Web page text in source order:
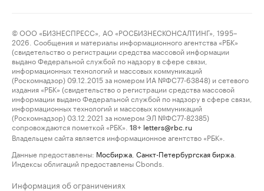
© ООО «БИЗНЕСПРЕСС», АО «РОСБИЗНЕСКОНСАЛТИНГ», 1995–
2026. Сообщения и материалы информационного агентства «РБК»
(свидетельство о регистрации средства массовой информации
выдано Федеральной службой по надзору в сфере связи,
информационных технологий и массовых коммуникаций
(Роскомнадзор) 09.12.2015 за номером ИА №ФС77-63848) и сетевого
издания «РБК» (свидетельство о регистрации средства массовой
информации выдано Федеральной службой по надзору в сфере связи,
информационных технологий и массовых коммуникаций
(Роскомнадзор) 03.12.2021 за номером ЭЛ №ФС77-82385)
сопровождаются пометкой «РБК».
18+ letters@rbc.ru
Владельцем сайта является информационное агентство «РБК».
Данные предоставлены: Мосбиржа Санкт-Петербургская биржа
Индексы облигаций предоставлены Cbonds.
Информация об ограничениях